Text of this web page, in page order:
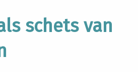
schets van